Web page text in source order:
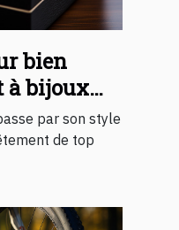
bien
à bijoux
par son style
de top